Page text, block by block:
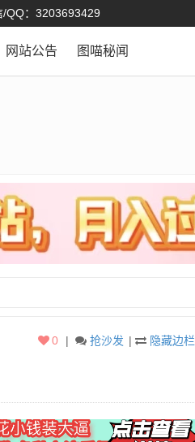
/QQ：3203693429
网站公告 图喵秘闻
| 隐藏边栏
| 抢沙发
0